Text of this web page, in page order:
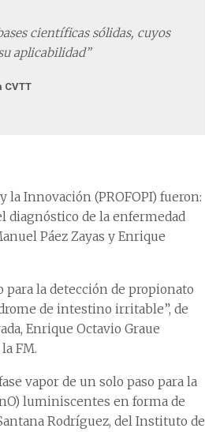
científicas sólidas, cuyos
aplicabilidad”
CVTT
la Innovación (PROFOPI) fueron:
diagnóstico de la enfermedad
Páez Zayas y Enrique
la detección de propionato
de intestino irritable”, de
Enrique Octavio Graue
FM.
vapor de un solo paso para la
luminiscentes en forma de
Rodríguez, del Instituto de